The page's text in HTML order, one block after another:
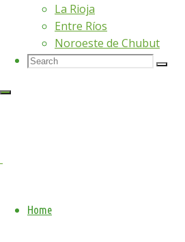
La Rioja
Entre Ríos
Noroeste de Chubut
Search
Search
Search
Sistema
Diagnostico,
Home